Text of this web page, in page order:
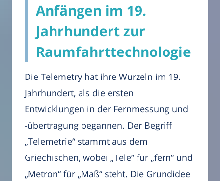
Anfängen im 19.
Jahrhundert zur
Raumfahrttechnologie
Die Telemetry hat ihre Wurzeln im 19.
Jahrhundert, als die ersten
Entwicklungen in der Fernmessung und
-übertragung begannen. Der Begriff
„Telemetrie“ stammt aus dem
Griechischen, wobei „Tele“ für „fern“ und
„Metron“ für „Maß“ steht. Die Grundidee